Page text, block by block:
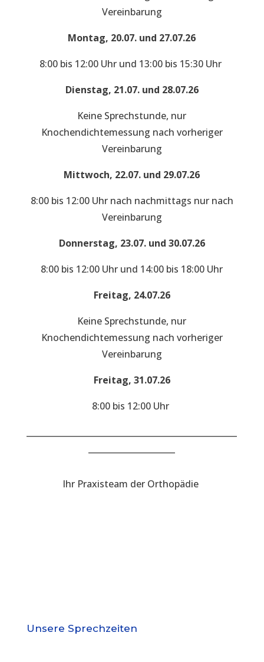
Vereinbarung
Montag, 20.07. und 27.07.26
8:00 bis 12:00 Uhr und 13:00 bis 15:30 Uhr
Dienstag, 21.07. und 28.07.26
Keine Sprechstunde, nur
Knochendichtemessung nach vorheriger
Vereinbarung
Mittwoch, 22.07. und 29.07.26
8:00 bis 12:00 Uhr nach nachmittags nur nach
Vereinbarung
Donnerstag, 23.07. und 30.07.26
8:00 bis 12:00 Uhr und 14:00 bis 18:00 Uhr
Freitag, 24.07.26
Keine Sprechstunde, nur
Knochendichtemessung nach vorheriger
Vereinbarung
Freitag, 31.07.26
8:00 bis 12:00 Uhr
Ihr Praxisteam der Orthopädie
Unsere Sprechzeiten